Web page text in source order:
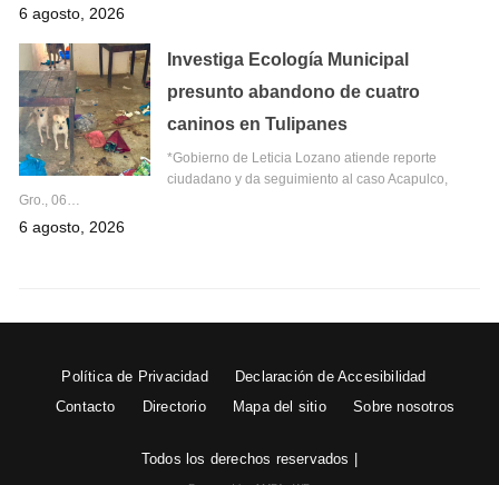
6 agosto, 2026
Investiga Ecología Municipal
presunto abandono de cuatro
caninos en Tulipanes
*Gobierno de Leticia Lozano atiende reporte
ciudadano y da seguimiento al caso Acapulco,
Gro., 06…
6 agosto, 2026
Política de Privacidad
Declaración de Accesibilidad
Contacto
Directorio Mapa del sitio Sobre nosotros
Todos los derechos reservados |